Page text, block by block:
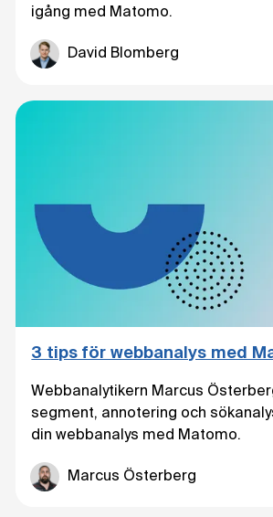
igång med Matomo.
David Blomberg
3 tips för webbanalys med
Webbanalytikern Marcus
segment, annotering och
din webbanalys med Matomo.
Marcus Österberg